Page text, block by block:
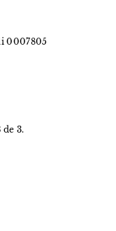
0007805
3.